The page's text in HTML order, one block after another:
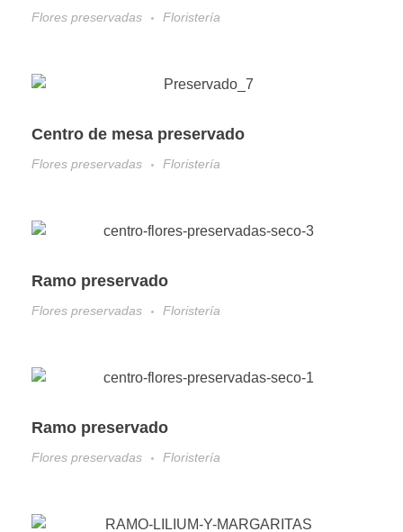
Flores preservadas Floristería
Centro de mesa preservado
Flores preservadas Floristería
Ramo preservado
Flores preservadas Floristería
Ramo preservado
Flores preservadas Floristería